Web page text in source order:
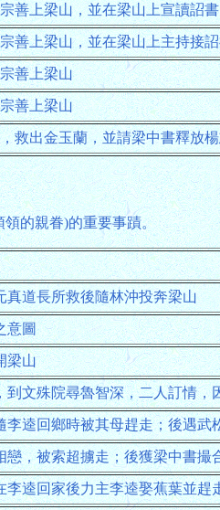
善上梁山，並在梁山上宣讀詔書
善上梁山，並在梁山上主持接
善上梁山
善上梁山
救出金玉蘭，並請梁中書釋放
的親眷)的重要事蹟。
道長所救後隨林沖投奔梁山
意圖
梁山
文殊院尋魯智深，二人訂情
逵回鄉時被其母趕走；後遇
，被索超擄走；後獲梁中書撮
逵回家後力主李逵娶蕉葉並